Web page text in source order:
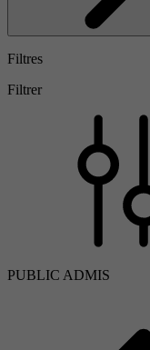
Filtres
Filtrer
PUBLIC ADMIS